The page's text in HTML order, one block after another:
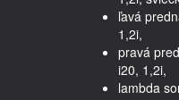
ľavá
1,2i,
pravá
i20, 1,2i,
lambda